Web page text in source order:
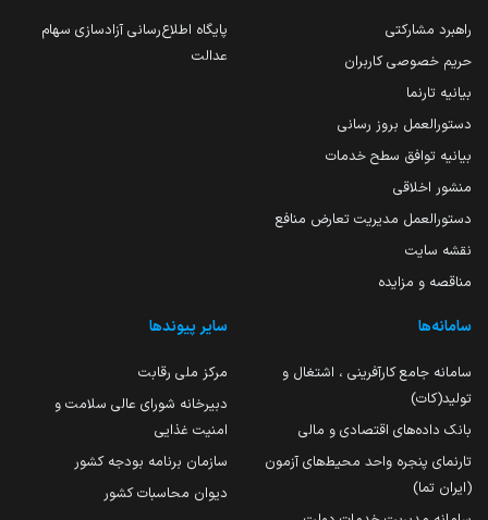
راهبرد مشارکتی
حریم خصوصی کاربران
بیانیه تارنما
دستورالعمل بروز رسانی
بیانیه توافق سطح خدمات
منشور اخلاقی
دستورالعمل مدیریت تعارض منافع
نقشه سایت
مناقصه و مزایده
پایگاه اطلاع‌رسانی آزادسازی سهام
عدالت
سامانه‌ها
سامانه جامع کارآفرینی ، اشتغال و
تولید(کات)
بانک داده‌های اقتصادی و مالی
تارنمای پنجره واحد محیط‌های آزمون
(ایران تما)
سایر پیوندها
مرکز ملی رقابت
دبیرخانه شورای عالی سلامت و
امنیت غذایی
سازمان برنامه بودجه کشور
دیوان محاسبات کشور